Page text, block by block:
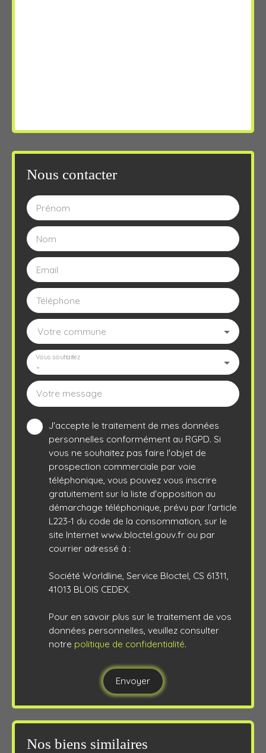
Nous contacter
Prénom
Nom
Email
Téléphone
Votre commune
-
Vous souhaitez
Votre message
J'accepte le traitement de mes données
personnelles conformément au RGPD. Si
vous ne souhaitez pas faire l'objet de
prospection commerciale par voie
téléphonique, vous pouvez vous inscrire
gratuitement sur la liste d'opposition au
démarchage téléphonique, prévu par l'article
L223-1 du code de la consommation, sur le
site Internet www.bloctel.gouv.fr ou par
courrier adressé à :
Société Worldline, Service Bloctel, CS 61311,
41013 BLOIS CEDEX.
Pour en savoir plus sur le traitement de vos
données personnelles, veuillez consulter
notre politique de confidentialité.
Envoyer
Nos biens similaires